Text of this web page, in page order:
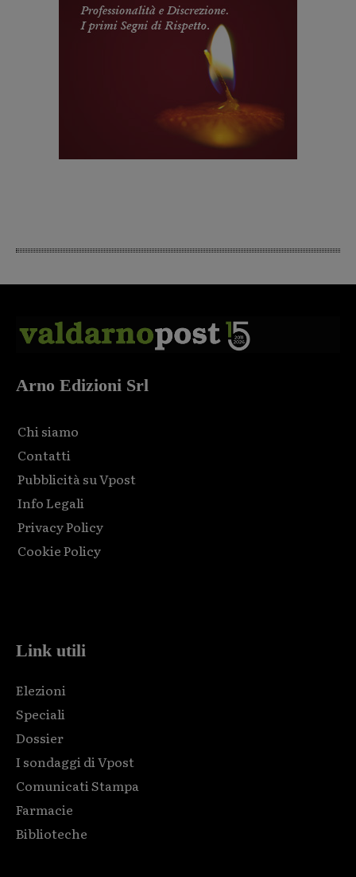
Arno Edizioni Srl
Chi siamo
Contatti
Pubblicità su Vpost
Info Legali
Privacy Policy
Cookie Policy
Link utili
Elezioni
Speciali
Dossier
I sondaggi di Vpost
Comunicati Stampa
Farmacie
Biblioteche